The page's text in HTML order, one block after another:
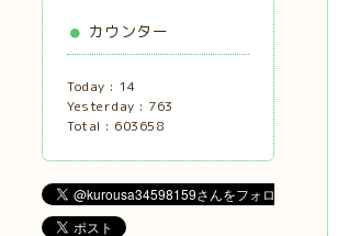
カウンター
Today : 14
Yesterday : 763
Total : 603658